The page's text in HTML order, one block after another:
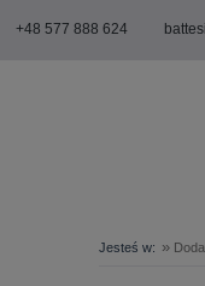
+48 577 888 624
Jesteś w: »